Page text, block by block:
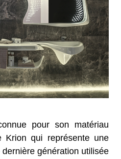
pour son matériau
qui représente une
génération utilisée